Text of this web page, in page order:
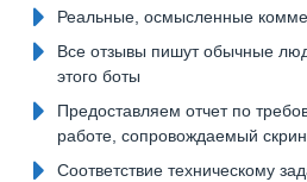
Реальные, осмысленные
Все отзывы пишут обычные
этого боты
Предоставляем отчет по
работе, сопровождаемый
Соответствие техническому